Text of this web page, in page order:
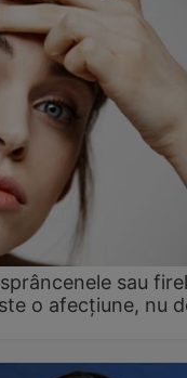
sau
o afecțiune, nu